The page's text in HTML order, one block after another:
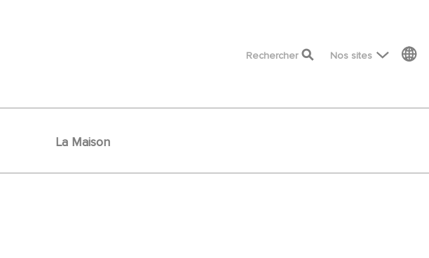
top menu
Rechercher Nos sites
La Maison